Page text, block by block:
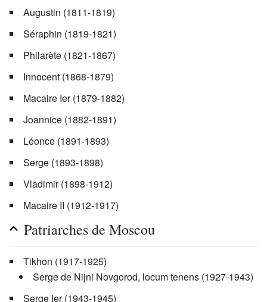
Augustin (1811-1819)
Séraphin (1819-1821)
Philarète (1821-1867)
Innocent (1868-1879)
Macaire Ier (1879-1882)
Joannice (1882-1891)
Léonce (1891-1893)
Serge (1893-1898)
Vladimir (1898-1912)
Macaire II (1912-1917)
Patriarches de Moscou
Tikhon (1917-1925)
Serge de Nijni Novgorod, locum tenens (1927-1943)
Serge Ier (1943-1945)